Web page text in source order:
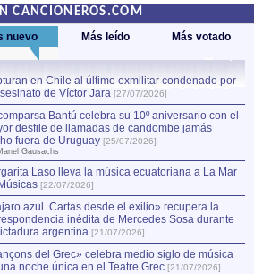
CANCIONEROS.COM
nuevo Más leído Más votado
en Chile al último exmilitar condenado por
de Víctor Jara [27/07/2026]
Bantú celebra su 10º aniversario con el
desfile de llamadas de candombe jamás
fuera de Uruguay [25/07/2026]
Gausachs
Laso lleva la música ecuatoriana a La Mar
[22/07/2026]
azul. Cartas desde el exilio» recupera la
inédita de Mercedes Sosa durante
argentina [21/07/2026]
del Grec» celebra medio siglo de música
noche única en el Teatre Grec [21/07/2026]